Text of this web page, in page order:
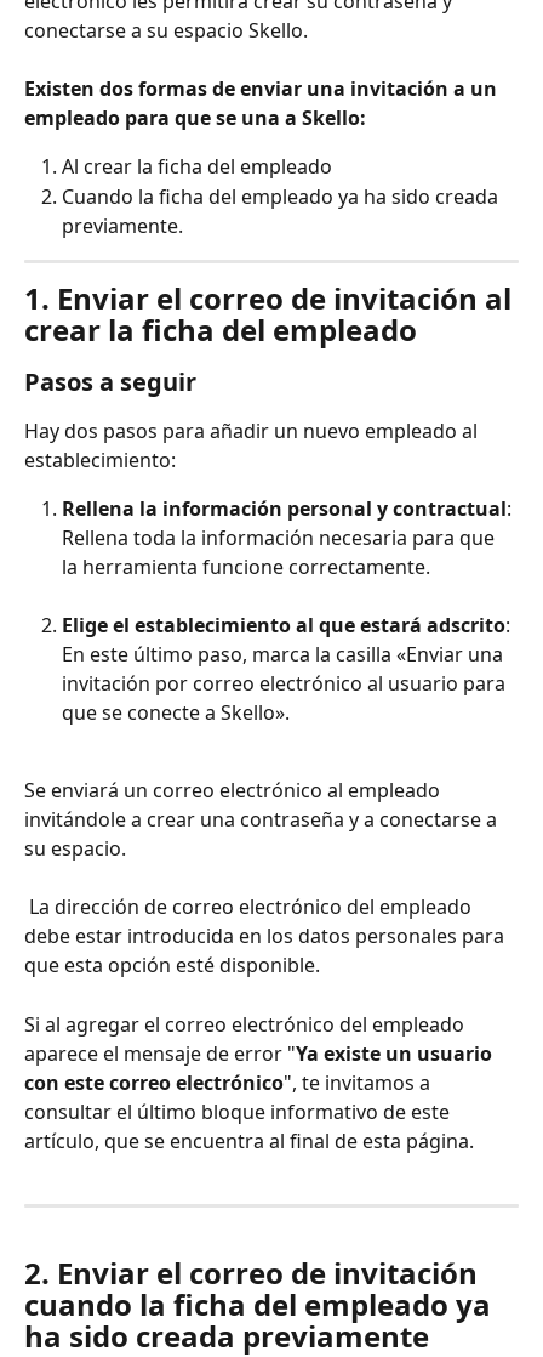
conectarse a su espacio Skello.
Existen dos formas de enviar una invitación a un
empleado para que se una a Skello:
Al crear la ficha del empleado
Cuando la ficha del empleado ya ha sido creada
previamente.
1. Enviar el correo de invitación al
crear la ficha del empleado
Pasos a seguir
Hay dos pasos para añadir un nuevo empleado al
establecimiento:
Rellena la información personal y contractual:
Rellena toda la información necesaria para que
la herramienta funcione correctamente.
Elige el establecimiento al que estará adscrito:
En este último paso, marca la casilla «Enviar una
invitación por correo electrónico al usuario para
que se conecte a Skello».
Se enviará un correo electrónico al empleado
invitándole a crear una contraseña y a conectarse a
su espacio.
debe estar introducida en los datos personales para
que esta opción esté disponible.
Si al agregar el correo electrónico del empleado
aparece el mensaje de error "Ya existe un usuario
con este correo electrónico", te invitamos a
consultar el último bloque informativo de este
artículo, que se encuentra al final de esta página.
2. Enviar el correo de invitación
cuando la ficha del empleado ya
ha sido creada previamente